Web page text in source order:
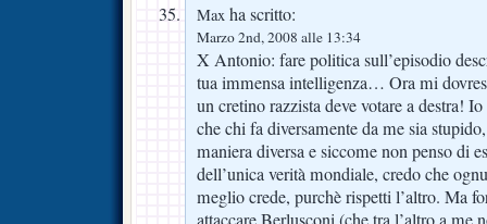
Max ha scritto:
Marzo 2nd, 2008 alle 13:34
X Antonio: fare politica sull’episodio
tua immensa intelligenza… Ora mi
un cretino razzista deve votare a destra!
che chi fa diversamente da me sia
maniera diversa e siccome non penso di
dell’unica verità mondiale, credo che
meglio crede, purchè rispetti l’altro. Ma